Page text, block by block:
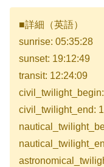
■詳細（英語）
sunrise: 05:35:28
sunset: 19:12:49
transit: 12:24:09
civil_twilight_end: